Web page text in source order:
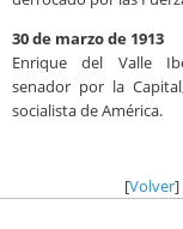
30 de marzo de 1913
Enrique del Valle
senador por la
socialista de América.
[Volver]